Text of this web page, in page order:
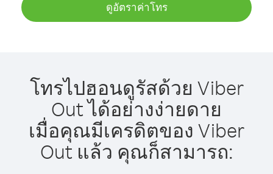
ดูอัตราค่าโทร
โทรไปฮอนดูรัสด้วย Viber
Out ได้อย่างง่ายดาย
เมื่อคุณมีเครดิตของ Viber
Out แล้ว คุณก็สามารถ: